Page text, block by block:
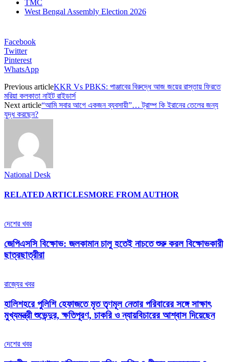
TMC
West Bengal Assembly Election 2026
Facebook
Twitter
Pinterest
WhatsApp
Previous articleKKR Vs PBKS: পাঞ্জাবের বিরুদ্ধে আজ জয়ের রাস্তায় ফিরতে
মরিয়া কলকাতা নাইট রাইডার্স
Next article“আমি সবার আগে একজন ব্যবসায়ী”… ট্রাম্প কি ইরানের তেলের জন্য
যুদ্ধ করছেন?
National Desk
RELATED ARTICLESMORE FROM AUTHOR
দেশের খবর
জেপিএসসি বিক্ষোভ: জলকামান চালু হতেই নাচতে শুরু করল বিক্ষোভকারী
ছাত্রছাত্রীরা
রাজ্যের খবর
হালিশহরে পুলিশি হেফাজতে মৃত তৃণমূল নেতার পরিবারের সঙ্গে সাক্ষাৎ
মুখ্যমন্ত্রী শুভেন্দুর, ক্ষতিপূরণ, চাকরি ও ন্যায়বিচারের আশ্বাস দিয়েছেন
দেশের খবর